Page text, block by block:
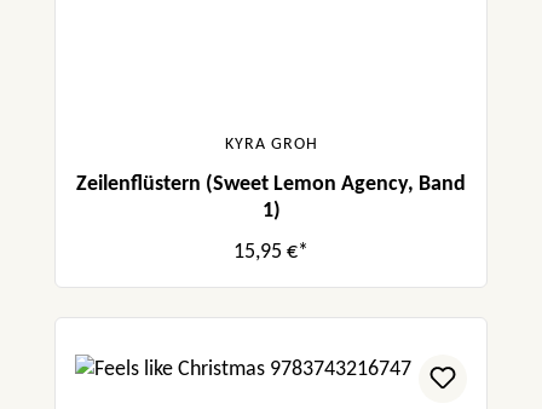
KYRA GROH
Zeilenflüstern (Sweet Lemon Agency, Band
1)
15,95 €*